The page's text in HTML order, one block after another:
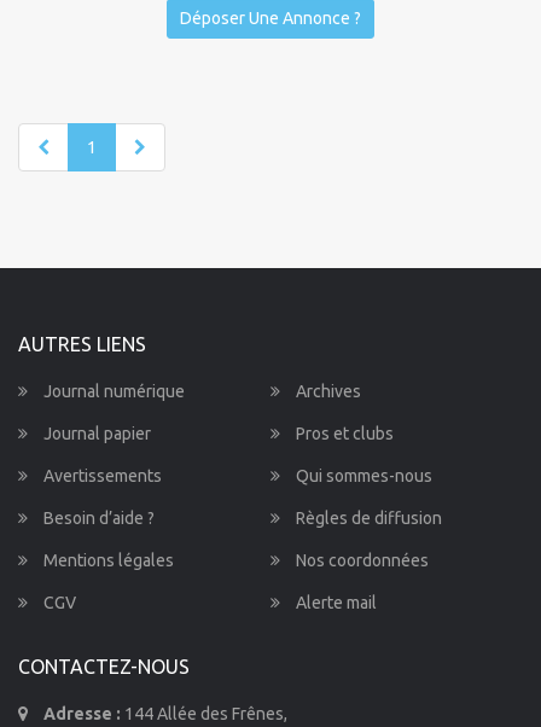
Déposer Une Annonce ?
1
AUTRES LIENS
Journal numérique Archives
Journal papier Pros et clubs
Avertissements Qui sommes-nous
Besoin d’aide ? Règles de diffusion
Mentions légales Nos coordonnées
CGV Alerte mail
CONTACTEZ-NOUS
Adresse : 144 Allée des Frênes,